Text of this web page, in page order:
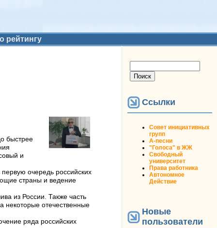
рейтингу
быстрее
и
очередь российских
страны и ведение
из России. Также часть
некоторые отечественные
ряда российских
Ссылки
Совет инициативных
групп
А-песни
"Голоса" в ЖЖ
Свободный
университет
Права работника
Автономное
Действие
Новые
пользователи